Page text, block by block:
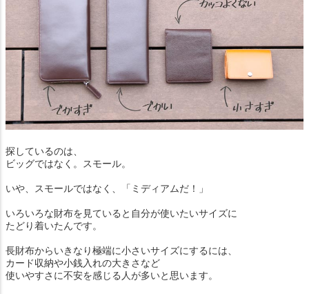
探しているのは、
ビッグではなく。スモール。
いや、スモールではなく、「ミディアムだ！」
いろいろな財布を見ていると自分が使いたいサイズに
たどり着いたんです。
長財布からいきなり極端に小さいサイズにするには、
カード収納や小銭入れの大きさなど
使いやすさに不安を感じる人が多いと思います。